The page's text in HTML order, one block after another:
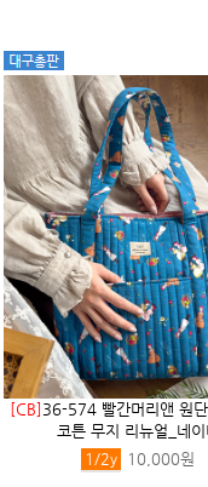
[CB] 36-574 빨간머리앤 원
코튼 무지 리뉴얼_네이
1/2y 10,000원